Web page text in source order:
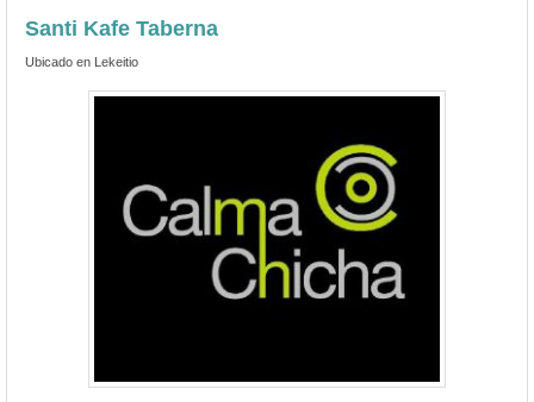
Santi Kafe Taberna
Ubicado en Lekeitio